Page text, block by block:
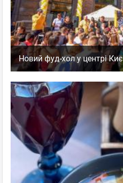
Гость
Гость
03.06.2011 09:50
унылое Тануки
Живу рядом с Тануки. Были два
Обслуживание и атмосфера -
Тануки. Официанты вялые,
улыбаешься, а в ответ такое же
лица..жуть! Задаешь вопрос по
Показать полностью...
Тануки ,Ресторан Суши-бар
Новий фуд-хол у центрі